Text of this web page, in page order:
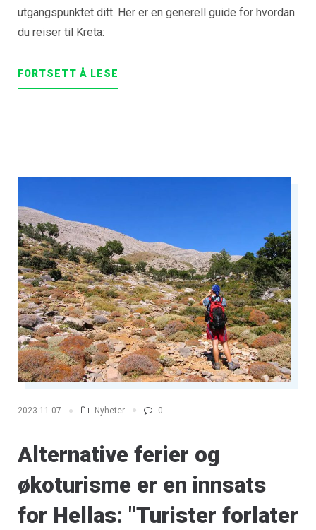
utgangspunktet ditt. Her er en generell guide for hvordan
du reiser til Kreta:
FORTSETT Å LESE
2023-11-07 Nyheter 0
Alternative ferier og
økoturisme er en innsats
for Hellas: "Turister forlater